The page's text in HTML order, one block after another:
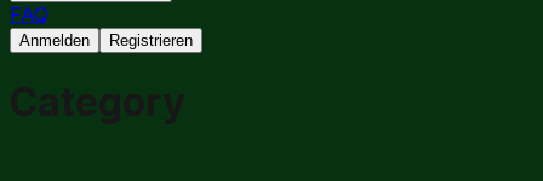
FAQ
Anmelden Registrieren
Category